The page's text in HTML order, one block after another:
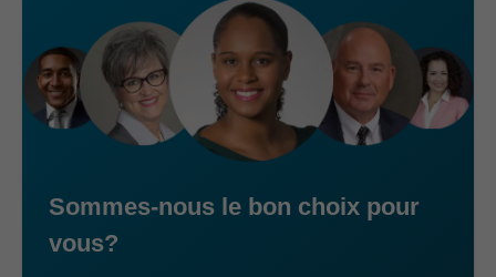
Sommes-nous le bon choix pour
vous?